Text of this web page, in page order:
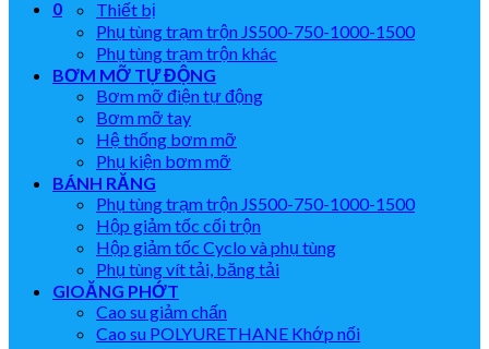
0
Thiết bị
Phụ tùng trạm trộn JS500-750-1000-1500
Phụ tùng trạm trộn khác
BƠM MỠ TỰ ĐỘNG
Bơm mỡ điện tự động
Bơm mỡ tay
Hệ thống bơm mỡ
Phụ kiện bơm mỡ
BÁNH RĂNG
Phụ tùng trạm trộn JS500-750-1000-1500
Hộp giảm tốc cối trộn
Hộp giảm tốc Cyclo và phụ tùng
Phụ tùng vít tải, băng tải
GIOĂNG PHỚT
Cao su giảm chấn
Cao su POLYURETHANE Khớp nối